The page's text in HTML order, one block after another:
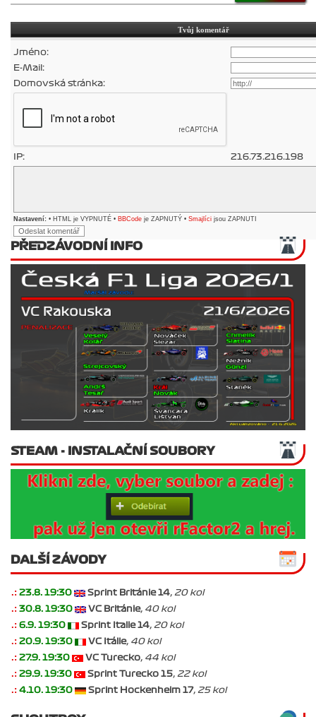
Tvůj komentář
Jméno:
E-Mail:
Domovská stránka:
IP: 216.73.216.198
Nastavení: • HTML je VYPNUTÉ • BBCode je ZAPNUTÝ • Smajlíci jsou ZAPNUTI
PŘEDZÁVODNÍ INFO
STEAM - INSTALAČNÍ SOUBORY
DALŠÍ ZÁVODY
.: 23.8. 19:30 Sprint Británie 14, 20 kol
.: 30.8. 19:30 VC Británie, 40 kol
.: 6.9. 19:30 Sprint Italie 14, 20 kol
.: 20.9. 19:30 VC Itálie, 40 kol
.: 27.9. 19:30 VC Turecko, 44 kol
.: 29.9. 19:30 Sprint Turecko 15, 22 kol
.: 4.10. 19:30 Sprint Hockenheim 17, 25 kol